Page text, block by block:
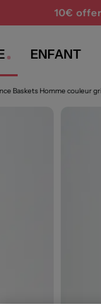
10€
ENFANT
Baskets Homme couleur